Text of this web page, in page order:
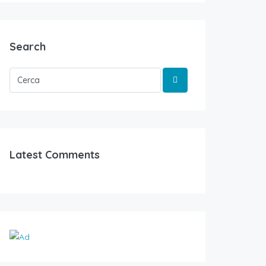
Search
Latest Comments